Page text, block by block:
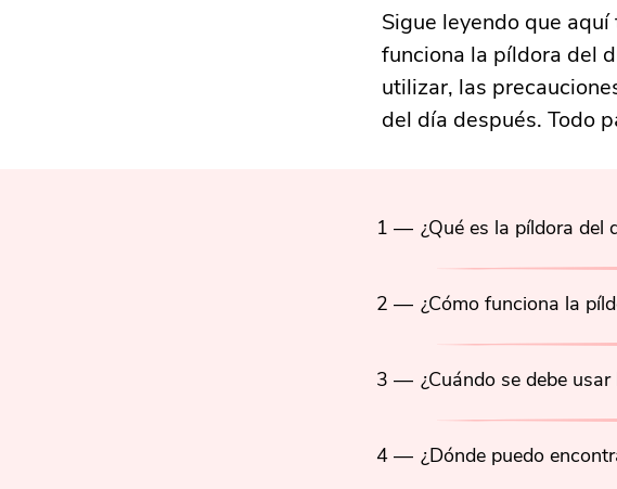
Sigue leyendo que
funciona la píldora del
utilizar, las
del día después. Todo
1 — ¿Qué es la píldora del
2 — ¿Cómo funciona la
3 — ¿Cuándo se debe
4 — ¿Dónde puedo